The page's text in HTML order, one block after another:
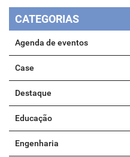
CATEGORIAS
Agenda de eventos
Case
Destaque
Educação
Engenharia